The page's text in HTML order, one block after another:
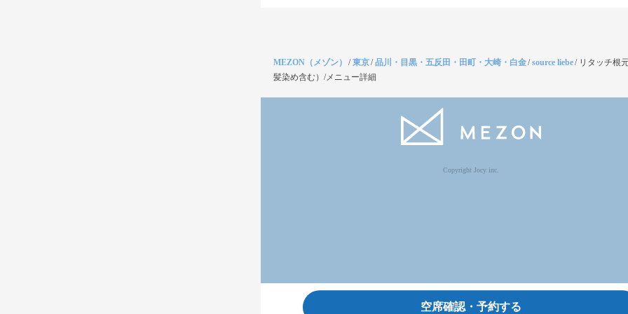
MEZON（メゾン） /東京/品川・目黒・五反田・田町・大崎・白金/source liebe/ リタッチ根
髪染め含む）/メニュー詳細
Copyright Jocy inc.
空席確認・予約する